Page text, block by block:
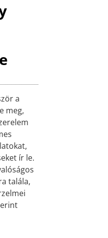
a
meg,
ír le.
talála,